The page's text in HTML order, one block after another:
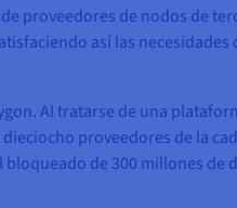
proveedores de nodos de
así las necesidades
Al tratarse de una
proveedores de la
de 300 millones de